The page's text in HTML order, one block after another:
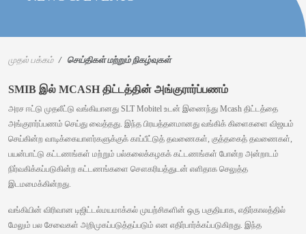
முதல் பக்கம் செய்திகள் மற்றும் நிகழ்வுகள்
SMIB இல் MCASH திட்டத்தின் அங்குரார்ப்பணம்
அரச ஈட்டு முதலீட்டு வங்கியானது SLT Mobitel உடன் இணைந்து Mcash திட்டத்தை
அங்குரார்ப்பணம் செய்து வைத்தது. இந்த பிரயத்தனமானது வங்கிக் கிளைகளை விஜயம்
செய்கின்ற வாடிக்கையாளர்களுக்குக் காப்பீட்டுத் தவணைகள், குத்தகைத் தவணைகள்,
பயன்பாட்டு கட்டணங்கள் மற்றும் பல்கலைக்கழகக் கட்டணங்கள் போன்ற அன்றாடம்
நிர்வகிக்கப்படுகின்ற கட்டணங்களை சௌகரியத்துடன் எளிதாக செலுத்த
இடமமைக்கின்றது.
வங்கியின் விரிவான டிஜிட்டல்மயமாக்கல் முயற்சிகளின் ஒரு பகுதியாக, எதிர்காலத்தில்
மேலும் பல சேவைகள் அறிமுகப்படுத்தப்படும் என எதிர்பார்க்கப்படுகிறது. இந்த